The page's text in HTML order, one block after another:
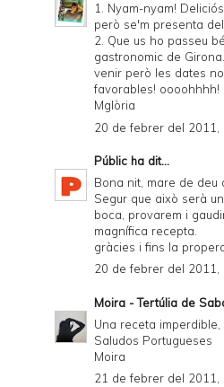
1. Nyam-nyam!
però se'm presenta
2. Que us ho passeu
gastronomic de
venir però les dates
favorables! oooohhhh!
Mglòria
20 de febrer del 2011,
Públic ha dit...
Bona nit, mare de deu
Segur que això serà
boca, provarem i
magnífica recepta.
gràcies i fins la
20 de febrer del 2011,
Moira - Tertúlia de
Una receta imperdible,
Saludos Portugueses
Moira
21 de febrer del 2011,